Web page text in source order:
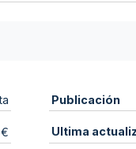
Publicación
Ultima